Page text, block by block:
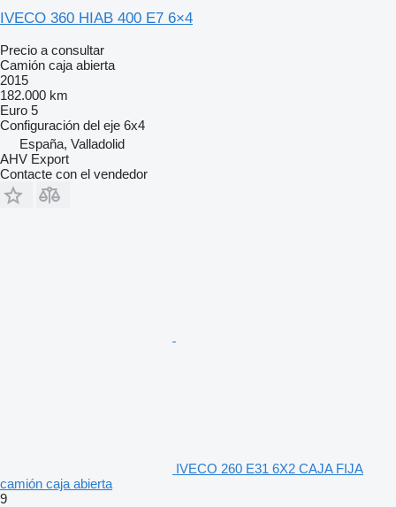
IVECO 360 HIAB 400 E7 6×4
Precio a consultar
Camión caja abierta
2015
182.000 km
Euro 5
Configuración del eje 6x4
España, Valladolid
AHV Export
Contacte con el vendedor
IVECO 260 E31 6X2 CAJA FIJA
camión caja abierta
9